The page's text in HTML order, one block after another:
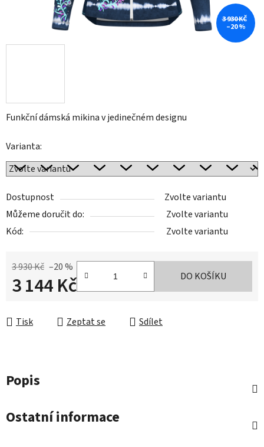
Funkční dámská mikina v jedinečném designu
Varianta:
Dostupnost
Zvolte variantu
Můžeme doručit do:
Zvolte variantu
Kód:
Zvolte variantu
3 930 Kč –20 %
3 144 Kč DO KOŠÍKU
Tisk Zeptat se Sdílet
3 930 KČ
–20 %
Popis
Ostatní informace